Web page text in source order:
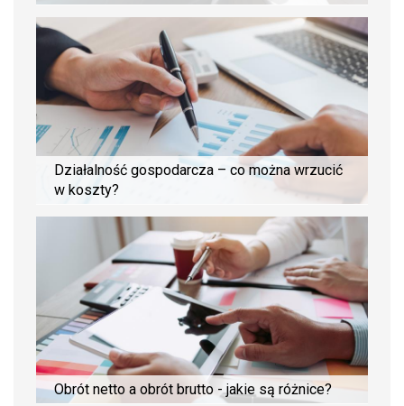
Działalność gospodarcza – co można wrzucić
w koszty?
Obrót netto a obrót brutto - jakie są różnice?